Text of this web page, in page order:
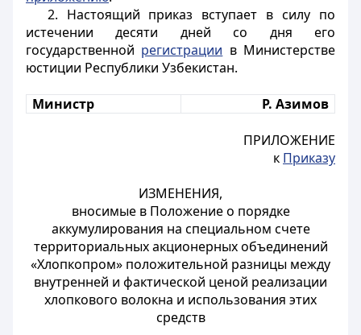
2. Настоящий приказ вступает в силу по
истечении десяти дней со дня его
государственной регистрации в Министерстве
юстиции Республики Узбекистан.
Министр Р. Азимов
ПРИЛОЖЕНИЕ
к Приказу
ИЗМЕНЕНИЯ,
вносимые в Положение о порядке
аккумулирования на специальном счете
территориальных акционерных объединений
«Хлопкопром» положительной разницы между
внутренней и фактической ценой реализации
хлопкового волокна и использования этих
средств